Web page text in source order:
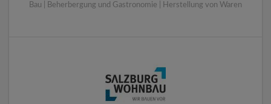
Bau | Beherbergung und Gastronomie | Herstellung von Waren